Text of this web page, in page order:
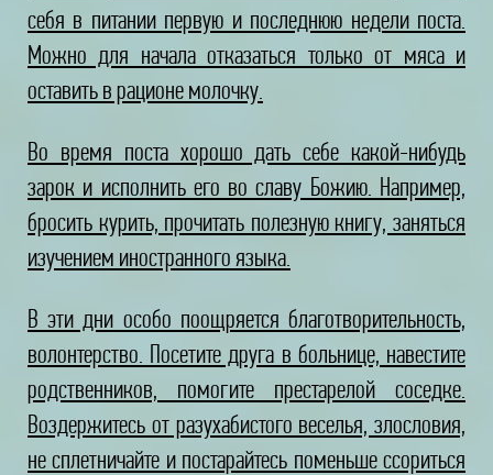
себя в питании первую и последнюю недели поста.
Можно для начала отказаться только от мяса и
оставить в рационе молочку.
Во время поста хорошо дать себе какой-нибудь
зарок и исполнить его во славу Божию. Например,
бросить курить, прочитать полезную книгу, заняться
изучением иностранного языка.
В эти дни особо поощряется благотворительность,
волонтерство. Посетите друга в больнице, навестите
родственников, помогите престарелой соседке.
Воздержитесь от разухабистого веселья, злословия,
не сплетничайте и постарайтесь поменьше ссориться